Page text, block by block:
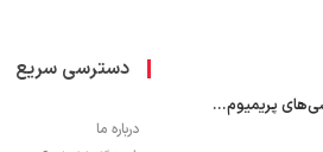
اپل با سهم ۶۵ درصدی همچنان فرمانروای بازار گوشی‌های پریمیوم جهان است
دسترسی سریع
درباره ما